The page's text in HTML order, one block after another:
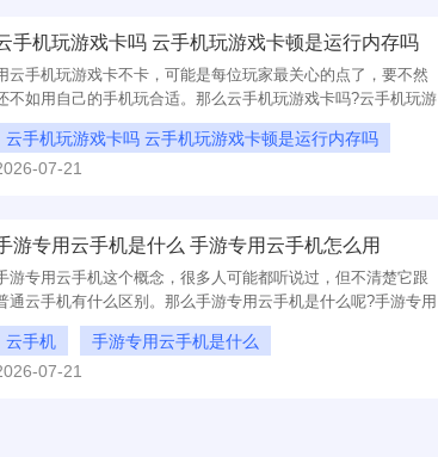
手机玩游戏卡吗 云手机玩游戏卡顿是运行内存吗
云手机玩游戏卡不卡，可能是每位玩家最关心的点了，要不然
不如用自己的手机玩合适。那么云手机玩游戏卡吗?云手机玩游
卡顿是运行内存吗?今天就把这俩问题，一次性给大家说清楚。
云手机玩游戏卡吗 云手机玩游戏卡顿是运行内存吗
07-21
游专用云手机是什么 手游专用云手机怎么用
游专用云手机这个概念，很多人可能都听说过，但不清楚它跟
通云手机有什么区别。那么手游专用云手机是什么呢?手游专用
手机怎么用?今天就和大家聊聊这两个问题。
云手机
手游专用云手机是什么
手游专用云手机怎么用
07-21